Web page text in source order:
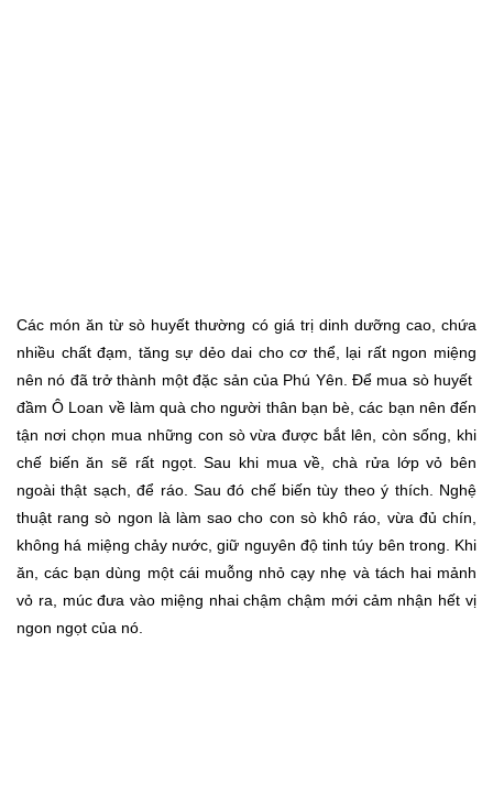
Các món ăn từ sò huyết thường có giá trị dinh dưỡng cao, chứa
nhiều chất đạm, tăng sự dẻo dai cho cơ thể, lại rất ngon miệng
nên nó đã trở thành một đặc sản của Phú Yên. Để mua sò huyết
đầm Ô Loan về làm quà cho người thân bạn bè, các bạn nên đến
tận nơi chọn mua những con sò vừa được bắt lên, còn sống, khi
chế biến ăn sẽ rất ngọt. Sau khi mua về, chà rửa lớp vỏ bên
ngoài thật sạch, để ráo. Sau đó chế biến tùy theo ý thích. Nghệ
thuật rang sò ngon là làm sao cho con sò khô ráo, vừa đủ chín,
không há miệng chảy nước, giữ nguyên độ tinh túy bên trong. Khi
ăn, các bạn dùng một cái muỗng nhỏ cạy nhẹ và tách hai mảnh
vỏ ra, múc đưa vào miệng nhai chậm chậm mới cảm nhận hết vị
ngon ngọt của nó.